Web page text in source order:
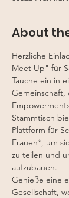
About
Herzliche
Meet Up" für
Tauche ein in
Gemeinschaft,
Stammtisch
Plattform für
Frauen*, um
zu teilen und
aufzubauen.
Genieße eine
Gesellschaft,